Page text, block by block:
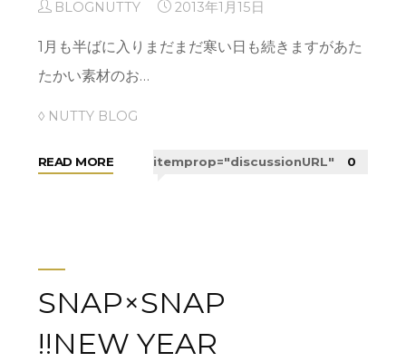
BLOGNUTTY 2013年1月15日
1月も半ばに入りまだまだ寒い日も続きますがあた
たかい素材のお…
◊ NUTTY BLOG
READ MORE"L
itemprop="discussionURL" 0
SNAP×SNAP
!!NEW YEAR